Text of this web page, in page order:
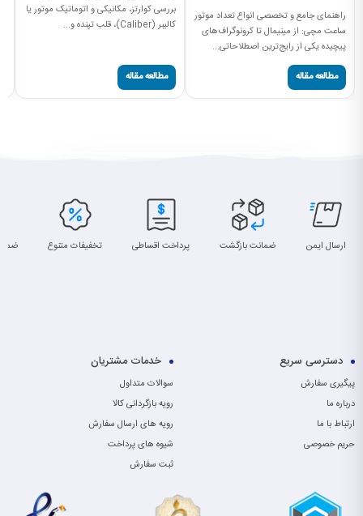
راهنمای جامع و تخصصی انواع تعداد موتور
ساعت مچی: از مینیمال تا کرونوگراف‌های
پیچیده یکی از رایج‌ترین اصطلاحاتی...
مطالعه مقاله
بررسی کوارتز، مکانیکی و اتوماتیک موتور یا
کالیبر (Caliber)، قلب تپنده و...
مطالعه مقاله
ارسال ایمن ضمانت بازگشت پرداخت اقساطی تخفیفات متنوع
دسترسی سریع
پیگیری سفارش
درباره ما
ارتباط با ما
حریم خصوصی
خدمات مشتریان
سوالات متداول
رویه بازگردانی کالا
رویه های ارسال سفارش
شیوه های پرداخت
ثبت سفارش